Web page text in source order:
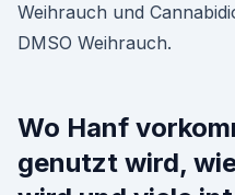
Weihrauch und
DMSO Weihrauch.
Wo Hanf
genutzt wird,